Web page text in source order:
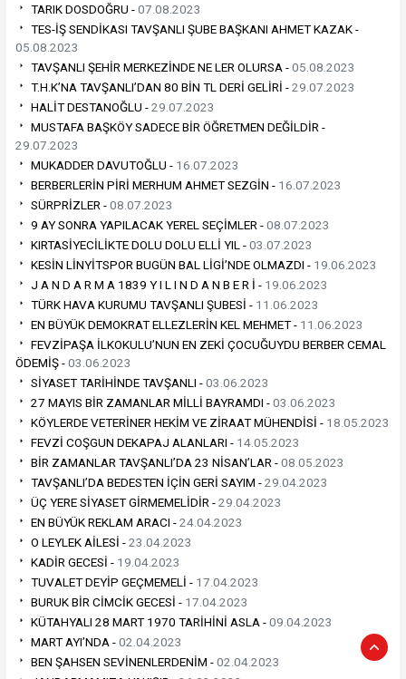
TARIK DOSDOĞRU -07.08.2023
TES-İŞ SENDİKASI TAVŞANLI ŞUBE BAŞKANI AHMET KAZAK -
05.08.2023
TAVŞANLI ŞEHİR MERKEZİNDE NE LER OLURSA -05.08.2023
T.H.K’NA TAVŞANLI’DAN 80 BİN TL DERİ GELİRİ -29.07.2023
HALİT DESTANOĞLU -29.07.2023
MUSTAFA BAŞKÖY SADECE BİR ÖĞRETMEN DEĞİLDİR -
29.07.2023
MUKADDER DAVUTOĞLU - 16.07.2023
BERBERLERİN PİRİ MERHUM AHMET SEZGİN - 16.07.2023
SÜRPRİZLER -08.07.2023
9 AY SONRA YAPILACAK YEREL SEÇİMLER -08.07.2023
KIRTASİYECİLİKTE DOLU DOLU ELLİ YIL -03.07.2023
KESİN LİNYİTSPOR BUGÜN BAL LİGİ’NDE OLMAZDI - 19.06.2023
J A N D A R M A 1839 Y I L I N D A N B E R İ - 19.06.2023
TÜRK HAVA KURUMU TAVŞANLI ŞUBESİ - 11.06.2023
EN BÜYÜK DEMOKRAT ELLEZLERİN KEL MEHMET - 11.06.2023
FEVZİPAŞA İLKOKULU’NUN EN ZEKİ ÇOCUĞUYDU BERBER CEMAL
ÖDEMİŞ -03.06.2023
SİYASET TARİHİNDE TAVŞANLI -03.06.2023
27 MAYIS BİR ZAMANLAR MİLLİ BAYRAMDI -03.06.2023
KÖYLERDE VETERİNER HEKİM VE ZİRAAT MÜHENDİSİ - 18.05.2023
FEVZİ COŞGUN DEKAPAJ ALANLARI - 14.05.2023
BİR ZAMANLAR TAVŞANLI’DA 23 NİSAN’LAR -08.05.2023
TAVŞANLI’DA BEDESTEN İÇİN GERİ SAYIM -29.04.2023
ÜÇ YERE SİYASET GİRMEMELİDİR -29.04.2023
EN BÜYÜK REKLAM ARACI -24.04.2023
O LEYLEK AİLESİ -23.04.2023
KADİR GECESİ - 19.04.2023
TUVALET DEYİP GEÇMEMELİ - 17.04.2023
BURUK BİR CİMCİK GECESİ - 17.04.2023
KÜTAHYALI 28 MART 1970 TARİHİNİ ASLA -09.04.2023
MART AYI’NDA -02.04.2023
BEN ŞAHSEN SEVİNENLERDENİM -02.04.2023